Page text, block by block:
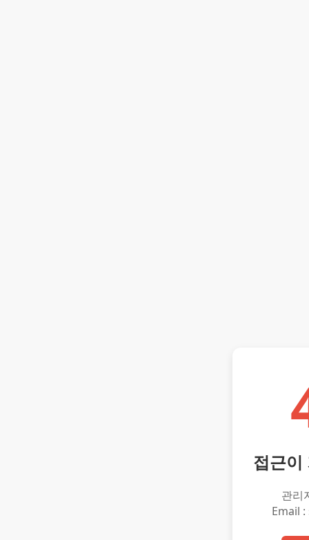
접근이
관리
Email